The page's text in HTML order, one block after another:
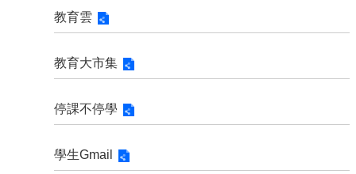
教育雲
教育大市集
停課不停學
學生Gmail